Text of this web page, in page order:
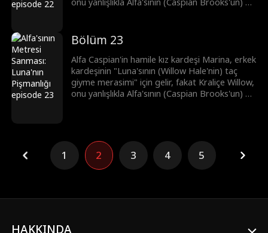
bundan dolayı Marina düşük yapar. Şimdi ise
Brooks kardeşler, intikam peşindedir.
Bölüm 23
Alfa Caspian'in hamile kız kardeşi Marina, erkek
kardeşinin "Luna'sının (Willow Hale'nin) taç
giyme merasimi" için gelir, fakat Kraliçe Willow,
onu yanlışlıkla Alfa'sının (Caspian Brooks'un) bir
Brooks kardeşler, intikam peşindedir.
1 2 3 4 5
HAKKINDA